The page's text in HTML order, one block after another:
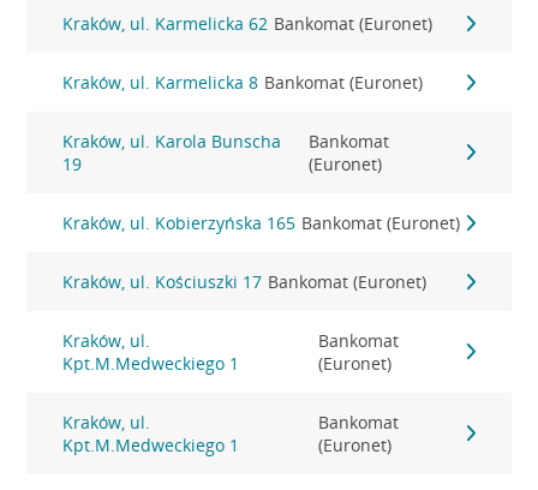
Kraków, ul. Karmelicka 62 Bankomat (Euronet)
Kraków, ul. Karmelicka 8 Bankomat (Euronet)
Kraków, ul. Karola Bunscha
19
Bankomat
(Euronet)
Kraków, ul. Kobierzyńska 165 Bankomat (Euronet)
Kraków, ul. Kościuszki 17 Bankomat (Euronet)
Kraków, ul.
Kpt.M.Medweckiego 1
Bankomat
(Euronet)
Kraków, ul.
Kpt.M.Medweckiego 1
Bankomat
(Euronet)